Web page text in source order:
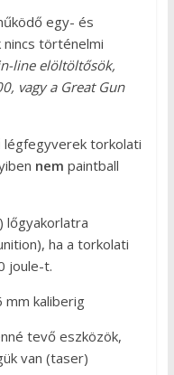
egy- és
történelmi
line elöltöltősök,
vagy a Great Gun
légfegyverek torkolati
nem paintball
lőgyakorlatra
ha a torkolati
joule-t.
mm kaliberig
tevő eszközök,
van (taser)